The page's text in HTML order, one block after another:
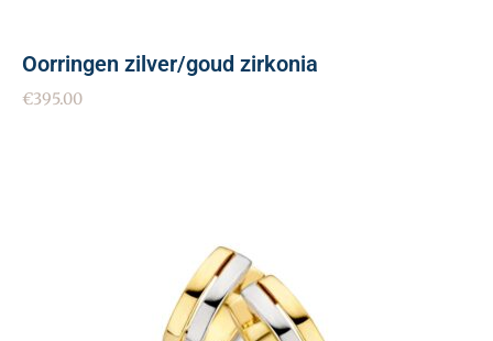
Oorringen zilver/goud zirkonia
€395.00